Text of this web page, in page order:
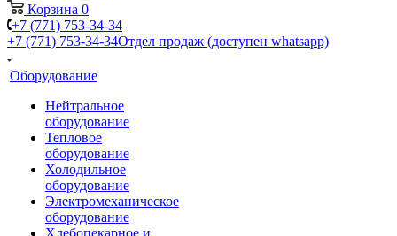
Корзина 0
+7 (771) 753-34-34
+7 (771) 753-34-34Отдел продаж (доступен whatsapp)
Оборудование
Нейтральное
оборудование
Тепловое
оборудование
Холодильное
оборудование
Электромеханическое
оборудование
Хлебопекарное и